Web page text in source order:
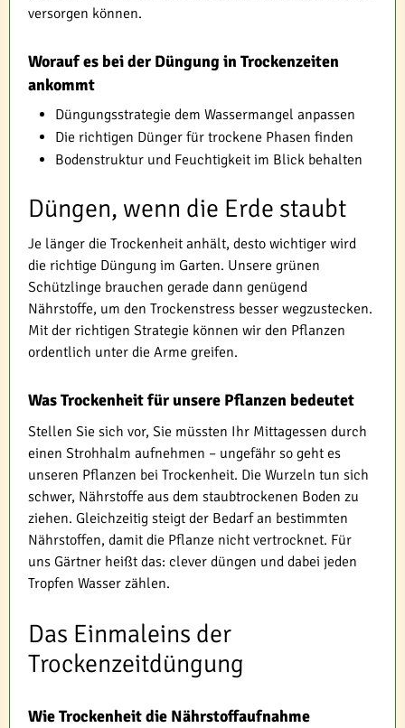
versorgen können.
Worauf es bei der Düngung in Trockenzeiten
ankommt
Düngungsstrategie dem Wassermangel anpassen
Die richtigen Dünger für trockene Phasen finden
Bodenstruktur und Feuchtigkeit im Blick behalten
Düngen, wenn die Erde staubt
Je länger die Trockenheit anhält, desto wichtiger wird
die richtige Düngung im Garten. Unsere grünen
Schützlinge brauchen gerade dann genügend
Nährstoffe, um den Trockenstress besser wegzustecken.
Mit der richtigen Strategie können wir den Pflanzen
ordentlich unter die Arme greifen.
Was Trockenheit für unsere Pflanzen bedeutet
Stellen Sie sich vor, Sie müssten Ihr Mittagessen durch
einen Strohhalm aufnehmen – ungefähr so geht es
unseren Pflanzen bei Trockenheit. Die Wurzeln tun sich
schwer, Nährstoffe aus dem staubtrockenen Boden zu
ziehen. Gleichzeitig steigt der Bedarf an bestimmten
Nährstoffen, damit die Pflanze nicht vertrocknet. Für
uns Gärtner heißt das: clever düngen und dabei jeden
Tropfen Wasser zählen.
Das Einmaleins der
Trockenzeitdüngung
Wie Trockenheit die Nährstoffaufnahme